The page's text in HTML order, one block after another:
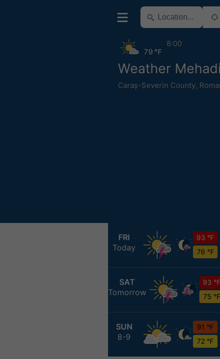
Weather
Caraș-Severin County,
79 °F
8:00
FRI
Today
93 °F
76 °F
SAT
Tomorrow
93 °F
75 °F
SUN
8-9
91 °F
72 °F